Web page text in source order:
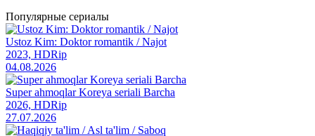
Популярные сериалы
Ustoz Kim: Doktor romantik / Najot
2023, HDRip
04.08.2026
Super ahmoqlar Koreya seriali Barcha
2026, HDRip
27.07.2026